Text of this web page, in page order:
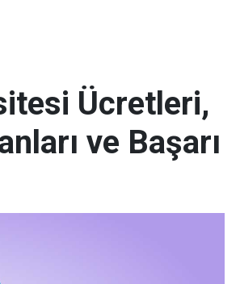
Ücretleri,
ve Başarı